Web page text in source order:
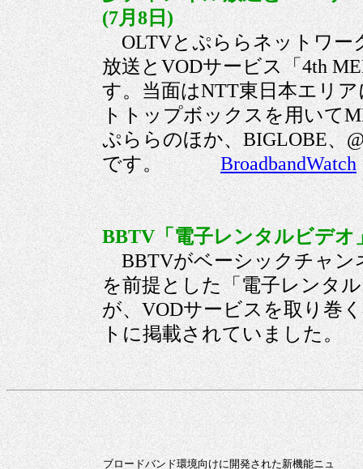
(7月8日)
OLTVとぷららネットワー
放送とVODサービス「4th
す。当面はNTT東日本エリ
トトップボックスを用いて
ぷららのほか、BIGLOBE、
です。BroadbandWatch
BBTV「電子レンタルビデ
BBTVがベーシックチャン
を前提とした「電子レンタ
が、VODサービスを取り巻
トに掲載されていま
ブロードバンド環境向けに開発された新機能ニュ